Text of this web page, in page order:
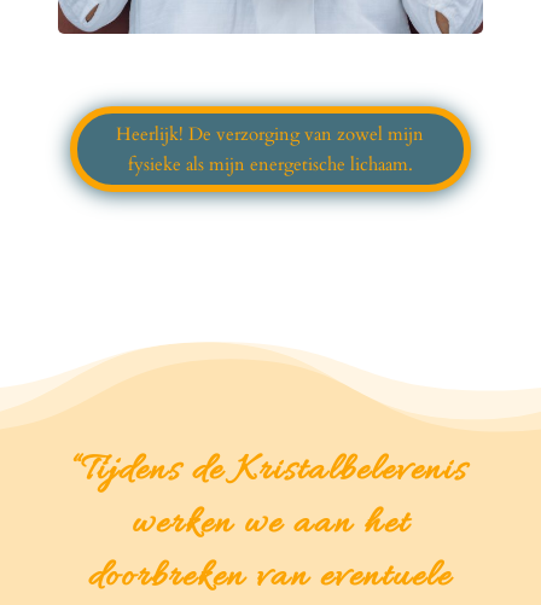
Heerlijk! De verzorging van zowel mijn
fysieke als mijn energetische lichaam.
“Tijdens de Kristalbelevenis
werken we aan het
doorbreken van eventuele